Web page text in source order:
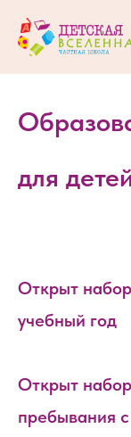
для
Открыт
учебный год
Открыт
пребывания